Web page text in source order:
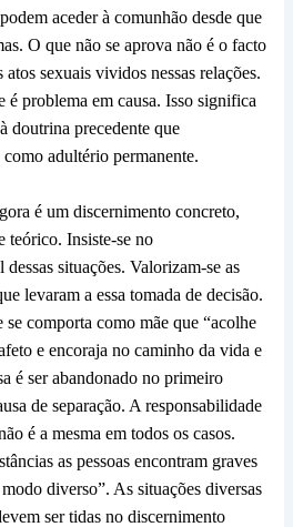
aceder à comunhão desde que
O que não se aprova não é o facto
sexuais vividos nessas relações.
é problema em causa. Isso significa
doutrina precedente que
adultério permanente.
é um discernimento concreto,
teórico. Insiste-se no
situações. Valorizam-se as
levaram a essa tomada de decisão.
comporta como mãe que “acolhe
e encoraja no caminho da vida e
é ser abandonado no primeiro
de separação. A responsabilidade
é a mesma em todos os casos.
as pessoas encontram graves
diverso”. As situações diversas
ser tidas no discernimento